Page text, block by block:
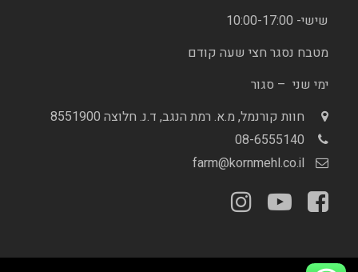
שישי- 10:00-17:00
מטבח נסגר חצי שעה קודם
ימי שני – סגור
חוות קורנמל, מ.א. רמת הנגב, ד.נ. חלוצה 8551900
08-6555140
farm@kornmehl.co.il